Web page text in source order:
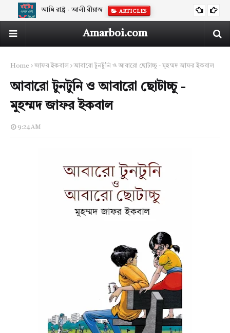
আমি রাষ্ট্র - আলী রীয়াজ ARTICLES
Amarboi.com
Home জাফর ইকবাল আবারো টুনটুনি ও আবারো ছোটাচ্চু - মুহম্মদ জাফর ইকবাল
আবারো টুনটুনি ও আবারো ছোটাচ্চু -
মুহম্মদ জাফর ইকবাল
9:24 AM